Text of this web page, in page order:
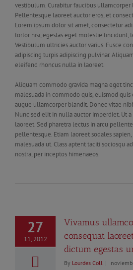
vestibulum. Curabitur faucibus ullamcorper
Pellentesque laoreet auctor eros, et
Lorem ipsum dolor sit amet, consectetur
tortor nisi, egestas eget molestie tincidunt,
Vestibulum ultricies auctor varius. Fusce
adipiscing turpis adipiscing pulvinar.
eleifend rhoncus nulla in laoreet.
Aliquam commodo gravida magna eget
malesuada in commodo quis, euismod
augue ullamcorper blandit. Donec vitae
Nunc sed elit in nulla auctor imperdiet. Ut
laoreet. Sed pharetra lectus in arcu
pellentesque. Etiam laoreet sodales
malesuada ut. Class aptent taciti sociosqu
nostra, per inceptos himenaeos.
27
11, 2012
Vivamus
consequat
dictum egestas
By Lourdes Coll |